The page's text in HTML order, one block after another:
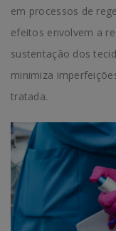
em processos de
efeitos envolvem a
sustentação dos
minimiza
tratada.